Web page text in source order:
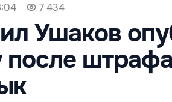
7 434
Ушаков
после